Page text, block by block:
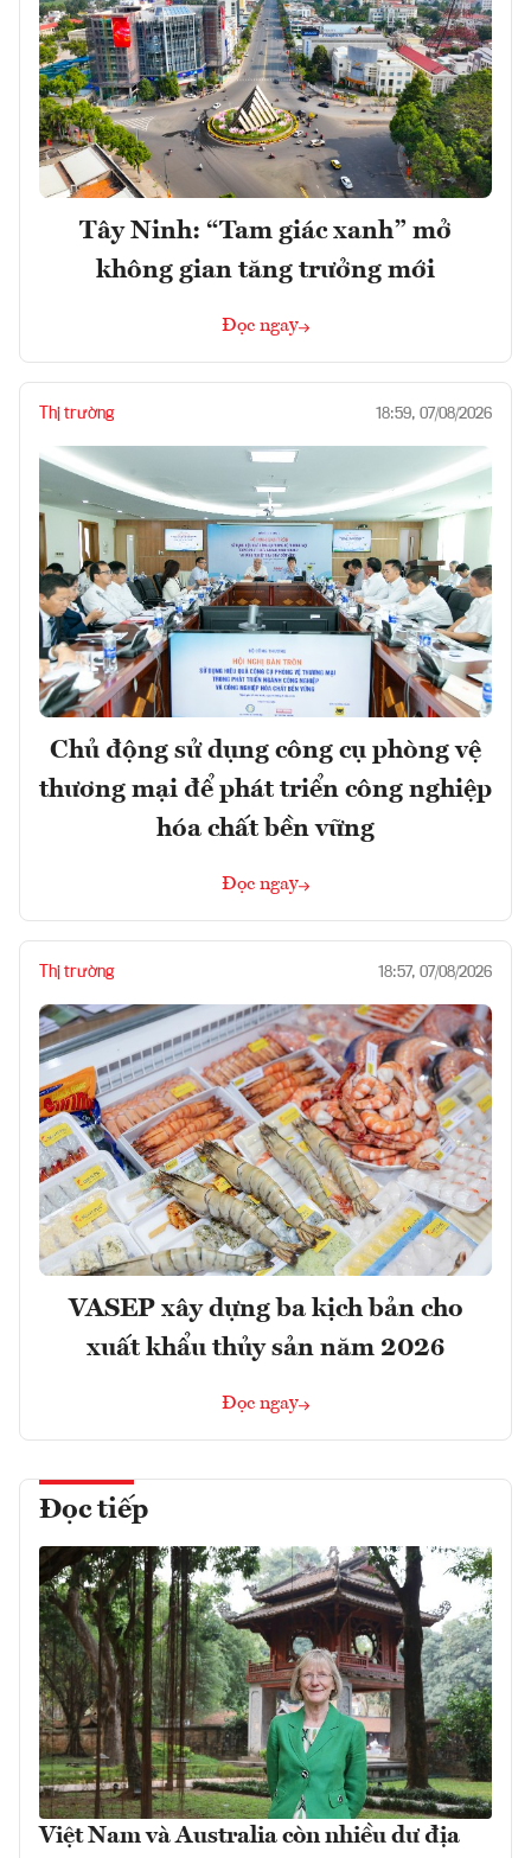
Tây Ninh: “Tam giác xanh” mở
không gian tăng trưởng mới
Đọc ngay
Thị trường 18:59, 07/08/2026
Chủ động sử dụng công cụ phòng vệ
thương mại để phát triển công nghiệp
hóa chất bền vững
Đọc ngay
Thị trường 18:57, 07/08/2026
VASEP xây dựng ba kịch bản cho
xuất khẩu thủy sản năm 2026
Đọc ngay
Đọc tiếp
Việt Nam và Australia còn nhiều dư địa